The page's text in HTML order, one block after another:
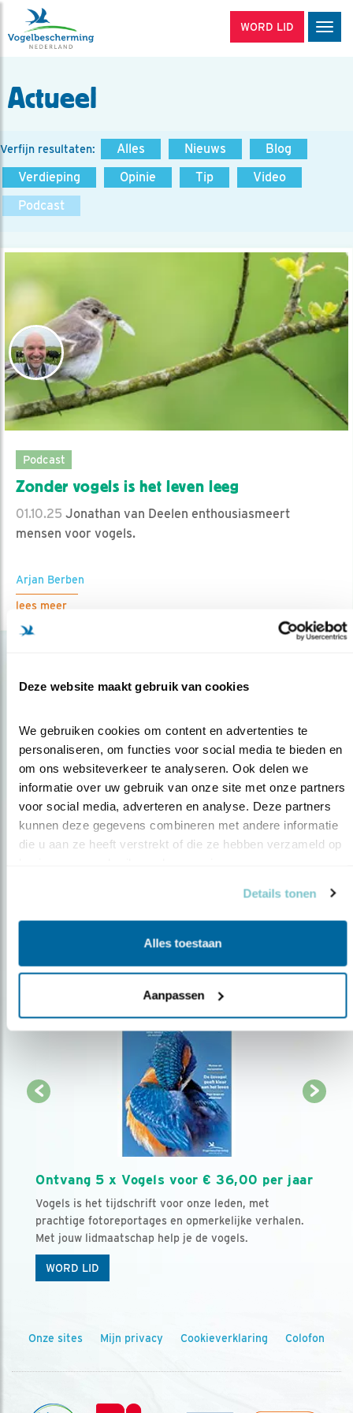
Deze website maakt gebruik van cookies
We gebruiken cookies om content en advertenties te
personaliseren, om functies voor social media te bieden en
om ons websiteverkeer te analyseren. Ook delen we
informatie over uw gebruik van onze site met onze partners
voor social media, adverteren en analyse. Deze partners
kunnen deze gegevens combineren met andere informatie
die u aan ze heeft verstrekt of die ze hebben verzameld op
Details tonen
Alles toestaan
Aanpassen
WORD LID
Actueel
Verfijn resultaten: Alles Nieuws
Blog
Verdieping
Opinie Tip
Video
Podcast
Podcast
Zonder vogels is het leven leeg
01.10.25 Jonathan van Deelen enthousiasmeert
mensen voor vogels.
Arjan Berben
lees meer
Op de hoogte blijven?
Meld je aan en ontvang nieuws, inspiratie, acties en tips
over vogels en activiteiten van Vogelbescherming.
Ontvang 5 x Vogels voor € 36,00 per jaar
Vogels is het tijdschrift voor onze leden, met
prachtige fotoreportages en opmerkelijke verhalen.
Met jouw lidmaatschap help je de vogels.
WORD LID
Onze sites Mijn privacy Cookieverklaring Colofon